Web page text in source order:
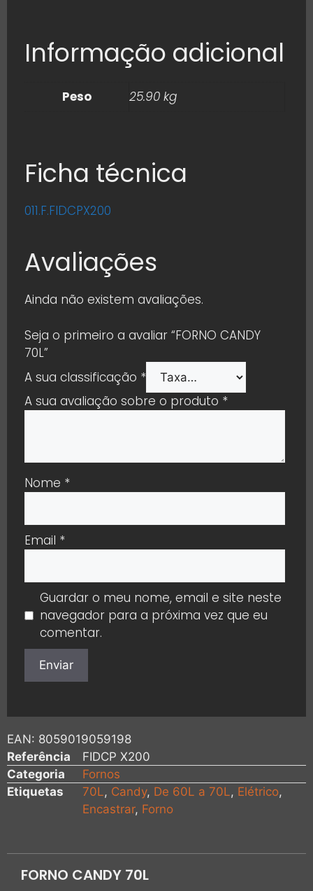
Informação adicional
Peso 25.90 kg
Ficha técnica
011.F.FIDCPX200
Avaliações
Ainda não existem avaliações.
Seja o primeiro a avaliar “FORNO CANDY
70L”
A sua classificação *
A sua avaliação sobre o produto *
Nome *
Email *
Guardar o meu nome, email e site neste
navegador para a próxima vez que eu
comentar.
EAN: 8059019059198
Referência
FIDCP X200
Categoria
Fornos
Etiquetas
70L, Candy, De 60L a 70L, Elétrico,
Encastrar, Forno
FORNO CANDY 70L